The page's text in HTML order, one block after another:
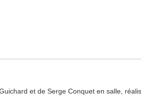
et de Serge Conquet en salle,